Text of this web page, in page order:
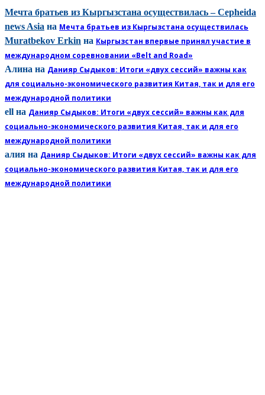
Мечта братьев из Кыргызстана осуществилась – Cepheida
news Asia на Мечта братьев из Кыргызстана осуществилась
Muratbekov Erkin на Кыргызстан впервые принял участие в
международном соревновании «Belt and Road»
Алина на Данияр Сыдыков: Итоги «двух сессий» важны как
для социально-экономического развития Китая, так и для его
международной политики
ell на Данияр Сыдыков: Итоги «двух сессий» важны как для
социально-экономического развития Китая, так и для его
международной политики
алия на Данияр Сыдыков: Итоги «двух сессий» важны как для
социально-экономического развития Китая, так и для его
международной политики